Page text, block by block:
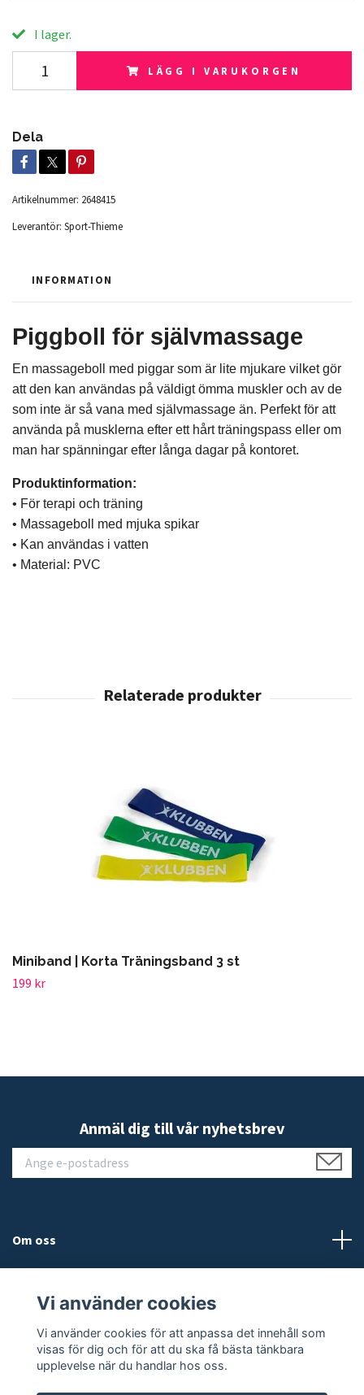
I lager.
LÄGG I VARUKORGEN
Dela
Artikelnummer: 2648415
Leverantör: Sport-Thieme
INFORMATION
Piggboll för självmassage
En massageboll med piggar som är lite mjukare vilket gör
att den kan användas på väldigt ömma muskler och av de
som inte är så vana med självmassage än. Perfekt för att
använda på musklerna efter ett hårt träningspass eller om
man har spänningar efter långa dagar på kontoret.
Produktinformation:
• För terapi och träning
• Massageboll med mjuka spikar
• Kan användas i vatten
• Material: PVC
Miniband | Korta Träningsband 3 st
199 kr
Anmäl dig till vår nyhetsbrev
Om oss
Läs mer
Vi använder cookies
Vi använder cookies för att anpassa det innehåll som
visas för dig och för att du ska få bästa tänkbara
upplevelse när du handlar hos oss.